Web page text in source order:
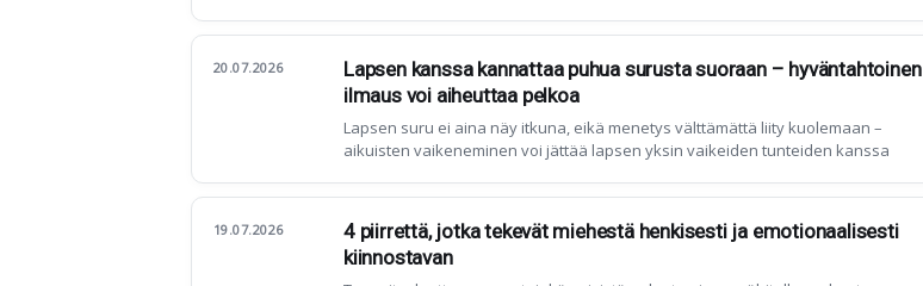
20.07.2026
Lapsen kanssa kannattaa puhua surusta suoraan – hyväntahtoinen
ilmaus voi aiheuttaa pelkoa
Lapsen suru ei aina näy itkuna, eikä menetys välttämättä liity kuolemaan –
aikuisten vaikeneminen voi jättää lapsen yksin vaikeiden tunteiden kanssa
19.07.2026
4 piirrettä, jotka tekevät miehestä henkisesti ja emotionaalisesti
kiinnostavan